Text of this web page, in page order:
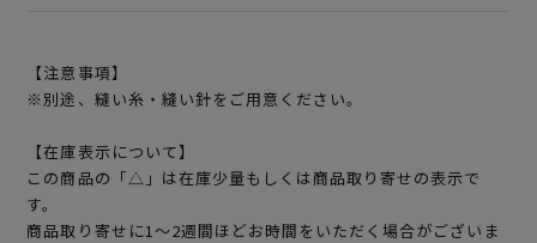
【注意事項】
※別途、縫い糸・縫い針をご用意ください。
【在庫表示について】
この商品の「△」は在庫少量もしくは商品取り寄せの表示で
す。
商品取り寄せに1～2週間ほどお時間をいただく場合がございま